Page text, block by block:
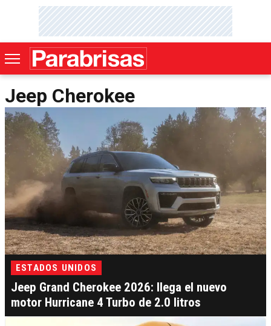
Jeep Cherokee
ESTADOS UNIDOS
Jeep Grand Cherokee 2026: llega el nuevo
motor Hurricane 4 Turbo de 2.0 litros